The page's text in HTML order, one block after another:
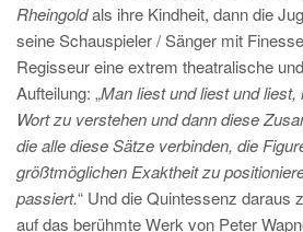
Rheingoldals ihre Kindheit, dann die
seine Schauspieler / Sänger mit
Regisseur eine extrem theatralische
Aufteilung: „Man liest und liest und
Wort zu verstehen und dann diese
die alle diese Sätze verbinden, die
größtmöglichen Exaktheit zu
passiert.“ Und die Quintessenz daraus
auf das berühmte Werk von Peter